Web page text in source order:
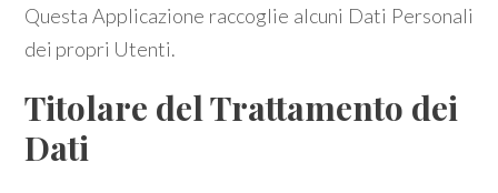
Questa Applicazione raccoglie alcuni Dati Personali
dei propri Utenti.
Titolare del Trattamento dei
Dati
IMMOBILI
CONTATTI
Vendita
Scegli